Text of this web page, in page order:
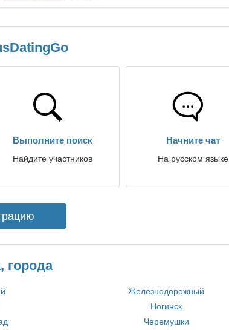
Выполните поиск
Найдите участников
Начните чат
На русском языке
города
Железнодорожный
Ногинск
Черемушки